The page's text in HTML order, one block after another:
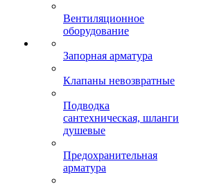
Вентиляционное
оборудование
Запорная арматура
Клапаны невозвратные
Подводка
сантехническая, шланги
душевые
Предохранительная
арматура